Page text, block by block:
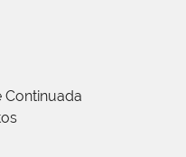
Continuada